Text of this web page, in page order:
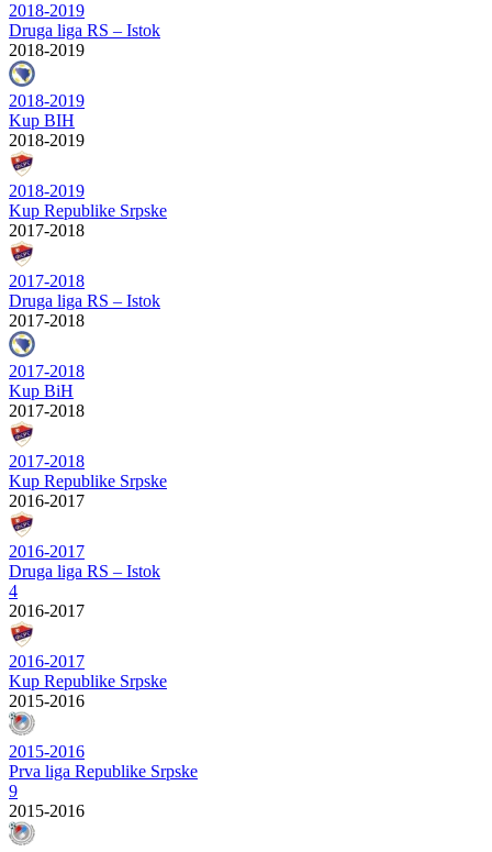
2018-2019
Druga liga RS – Istok
2018-2019
2018-2019
Kup BIH
2018-2019
2018-2019
Kup Republike Srpske
2017-2018
2017-2018
Druga liga RS – Istok
2017-2018
2017-2018
Kup BiH
2017-2018
2017-2018
Kup Republike Srpske
2016-2017
2016-2017
Druga liga RS – Istok
4
2016-2017
2016-2017
Kup Republike Srpske
2015-2016
2015-2016
Prva liga Republike Srpske
9
2015-2016